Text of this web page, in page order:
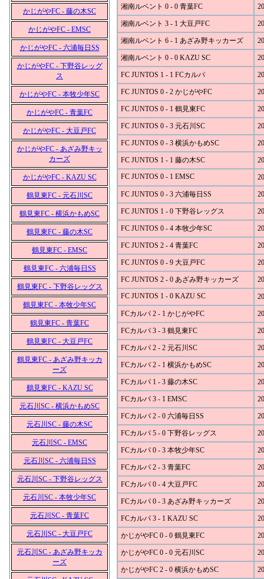
かじがやFC - 藤の木SC
かじがやFC - EMSC
かじがやFC - 六浦毎日SS
かじがやFC - 下野谷レッグ
ス
かじがやFC - 本牧少年SC
かじがやFC - 青葉FC
かじがやFC - 大豆戸FC
かじがやFC - あざみ野キッ
カーズ
かじがやFC - KAZU SC
鶴見東FC - 元石川SC
鶴見東FC - 横浜かもめSC
鶴見東FC - 藤の木SC
鶴見東FC - EMSC
鶴見東FC - 六浦毎日SS
鶴見東FC - 下野谷レッグス
鶴見東FC - 本牧少年SC
鶴見東FC - 青葉FC
鶴見東FC - 大豆戸FC
鶴見東FC - あざみ野キッカ
ーズ
鶴見東FC - KAZU SC
元石川SC - 横浜かもめSC
元石川SC - 藤の木SC
元石川SC - EMSC
元石川SC - 六浦毎日SS
元石川SC - 下野谷レッグス
元石川SC - 本牧少年SC
元石川SC - 青葉FC
元石川SC - 大豆戸FC
元石川SC - あざみ野キッカ
ーズ
湘南ルベント 0 - 0 青葉FC
湘南ルベント 3 - 1 大豆戸FC
湘南ルベント 6 - 1 あざみ野キッカーズ
湘南ルベント 0 - 0 KAZU SC
FC JUNTOS 1 - 1 FCカルパ
FC JUNTOS 0 - 2 かじがやFC
FC JUNTOS 0 - 1 鶴見東FC
FC JUNTOS 0 - 3 元石川SC
FC JUNTOS 0 - 3 横浜かもめSC
FC JUNTOS 1 - 1 藤の木SC
FC JUNTOS 0 - 1 EMSC
FC JUNTOS 0 - 3 六浦毎日SS
FC JUNTOS 1 - 0 下野谷レッグス
FC JUNTOS 0 - 4 本牧少年SC
FC JUNTOS 2 - 4 青葉FC
FC JUNTOS 0 - 9 大豆戸FC
FC JUNTOS 2 - 0 あざみ野キッカーズ
FC JUNTOS 1 - 0 KAZU SC
FCカルパ 2 - 1 かじがやFC
FCカルパ 3 - 3 鶴見東FC
FCカルパ 2 - 2 元石川SC
FCカルパ 2 - 1 横浜かもめSC
FCカルパ 1 - 3 藤の木SC
FCカルパ 3 - 1 EMSC
FCカルパ 2 - 0 六浦毎日SS
FCカルパ 5 - 0 下野谷レッグス
FCカルパ 0 - 3 本牧少年SC
FCカルパ 2 - 3 青葉FC
FCカルパ 0 - 4 大豆戸FC
FCカルパ 0 - 3 あざみ野キッカーズ
FCカルパ 3 - 1 KAZU SC
かじがやFC 0 - 0 鶴見東FC
かじがやFC 0 - 0 元石川SC
かじがやFC 2 - 0 横浜かもめSC